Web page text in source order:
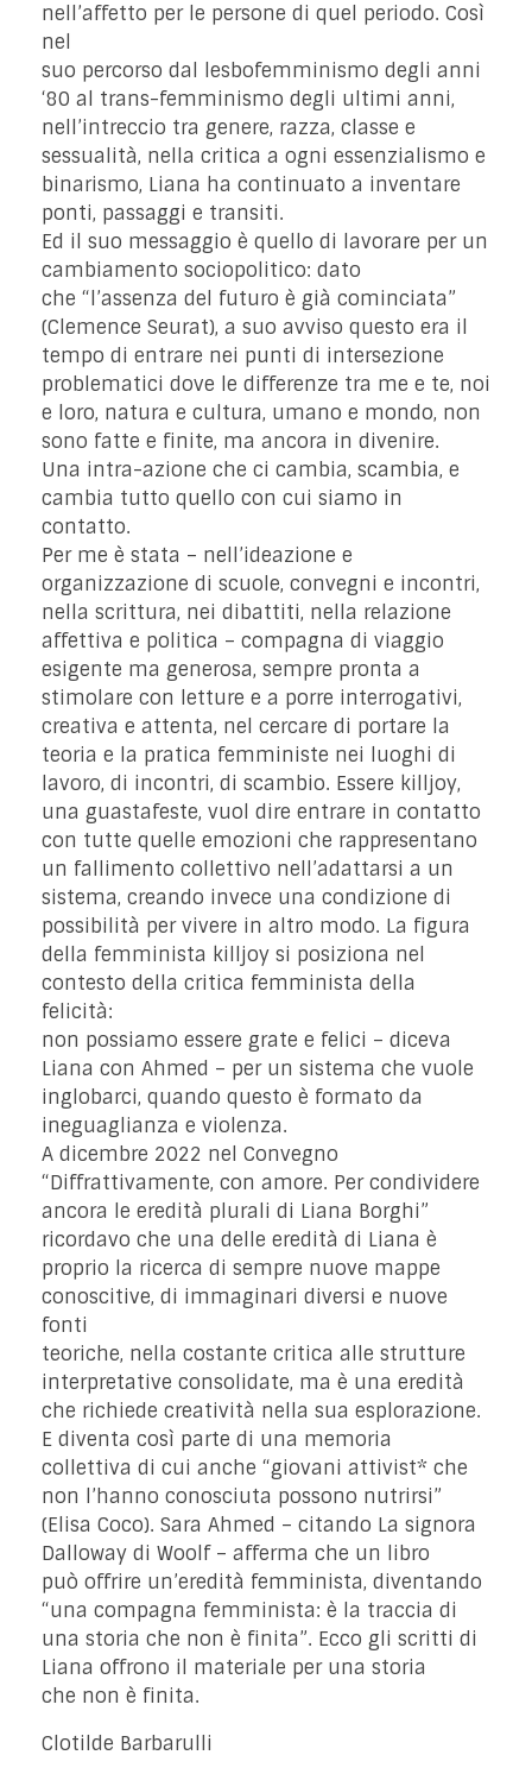
nell’affetto per le persone di quel periodo. Così
nel
suo percorso dal lesbofemminismo degli anni
‘80 al trans-femminismo degli ultimi anni,
nell’intreccio tra genere, razza, classe e
sessualità, nella critica a ogni essenzialismo e
binarismo, Liana ha continuato a inventare
ponti, passaggi e transiti.
Ed il suo messaggio è quello di lavorare per un
cambiamento sociopolitico: dato
che “l’assenza del futuro è già cominciata”
(Clemence Seurat), a suo avviso questo era il
tempo di entrare nei punti di intersezione
problematici dove le differenze tra me e te, noi
e loro, natura e cultura, umano e mondo, non
sono fatte e finite, ma ancora in divenire.
Una intra-azione che ci cambia, scambia, e
cambia tutto quello con cui siamo in
contatto.
Per me è stata – nell’ideazione e
organizzazione di scuole, convegni e incontri,
nella scrittura, nei dibattiti, nella relazione
affettiva e politica – compagna di viaggio
esigente ma generosa, sempre pronta a
stimolare con letture e a porre interrogativi,
creativa e attenta, nel cercare di portare la
teoria e la pratica femministe nei luoghi di
lavoro, di incontri, di scambio. Essere killjoy,
una guastafeste, vuol dire entrare in contatto
con tutte quelle emozioni che rappresentano
un fallimento collettivo nell’adattarsi a un
sistema, creando invece una condizione di
possibilità per vivere in altro modo. La figura
della femminista killjoy si posiziona nel
contesto della critica femminista della
felicità:
non possiamo essere grate e felici – diceva
Liana con Ahmed – per un sistema che vuole
inglobarci, quando questo è formato da
ineguaglianza e violenza.
A dicembre 2022 nel Convegno
“Diffrattivamente, con amore. Per condividere
ancora le eredità plurali di Liana Borghi”
ricordavo che una delle eredità di Liana è
proprio la ricerca di sempre nuove mappe
conoscitive, di immaginari diversi e nuove
fonti
teoriche, nella costante critica alle strutture
interpretative consolidate, ma è una eredità
che richiede creatività nella sua esplorazione.
E diventa così parte di una memoria
collettiva di cui anche “giovani attivist* che
non l’hanno conosciuta possono nutrirsi”
(Elisa Coco). Sara Ahmed – citando La signora
Dalloway di Woolf – afferma che un libro
può offrire un’eredità femminista, diventando
“una compagna femminista: è la traccia di
una storia che non è finita”. Ecco gli scritti di
Liana offrono il materiale per una storia
che non è finita.
Clotilde Barbarulli